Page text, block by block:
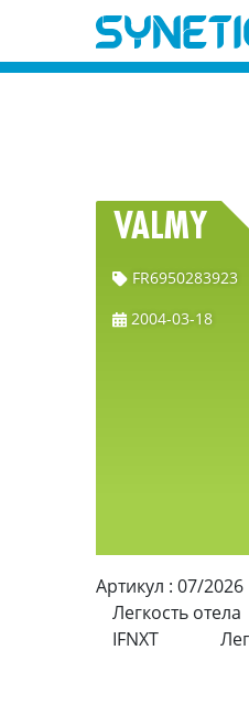
VALMY
FR6950283923
2004-03-18
Артикул : 07/2026
Легкость отела
IFNXT